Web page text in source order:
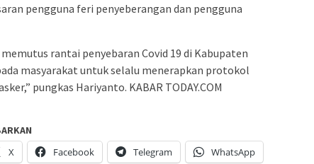
pengguna feri penyeberangan dan pengguna
rantai penyebaran Covid 19 di Kabupaten
masyarakat untuk selalu menerapkan protokol
pungkas Hariyanto. KABAR TODAY.COM
X
Facebook Telegram WhatsApp